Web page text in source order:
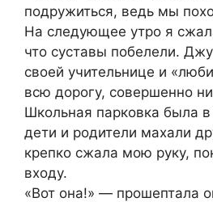
подружиться, ведь мы
На следующее утро я
что суставы побелели.
своей учительнице и
всю дорогу, совершенно
Школьная парковка была
дети и родители махали
крепко сжала мою руку,
входу.
«Вот она!» — прошептала